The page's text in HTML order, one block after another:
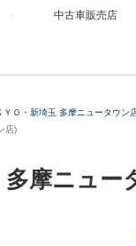
中古車販売店
ＹＯ・新埼玉 多摩ニュータウン
店)
摩ニュー